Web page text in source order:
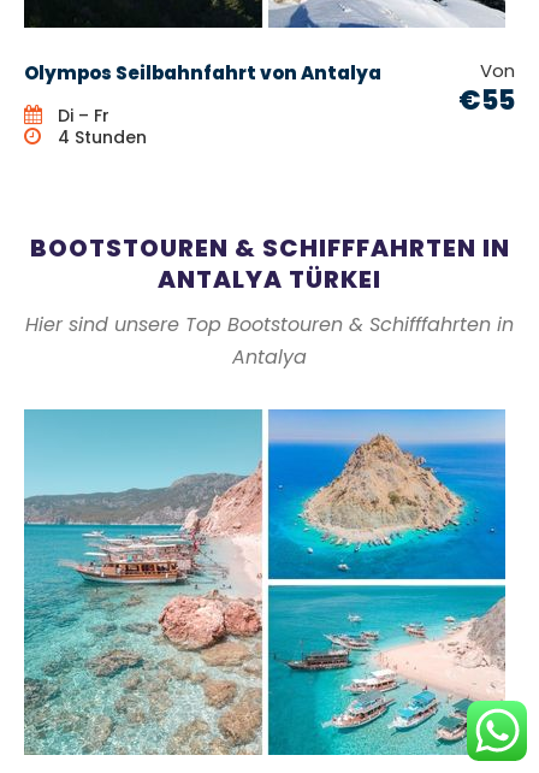
Olympos Seilbahnfahrt von Antalya Von
€55
Di – Fr
4 Stunden
BOOTSTOUREN & SCHIFFFAHRTEN IN
ANTALYA TÜRKEI
Hier sind unsere Top Bootstouren & Schifffahrten in
Antalya